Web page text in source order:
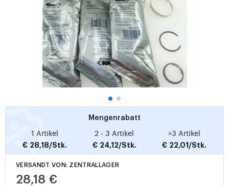
Mengenrabatt
1 Artikel
€ 28,18/Stk.
2 - 3 Artikel
€ 24,12/Stk.
>3 Artikel
€ 22,01/Stk.
VERSANDT VON: ZENTRALLAGER
28,18 €